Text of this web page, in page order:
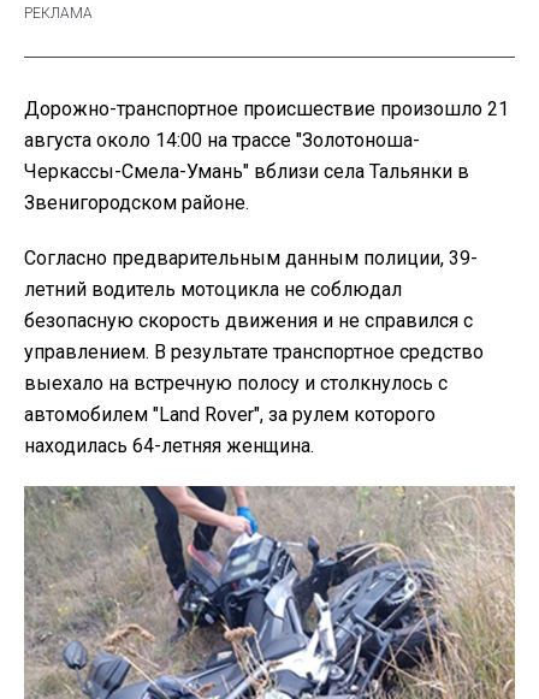
Дорожно-транспортное происшествие произошло 21
августа около 14:00 на трассе "Золотоноша-
Черкассы-Смела-Умань" вблизи села Тальянки в
Звенигородском районе.
Согласно предварительным данным полиции, 39-
летний водитель мотоцикла не соблюдал
безопасную скорость движения и не справился с
управлением. В результате транспортное средство
выехало на встречную полосу и столкнулось с
автомобилем "Land Rover", за рулем которого
находилась 64-летняя женщина.